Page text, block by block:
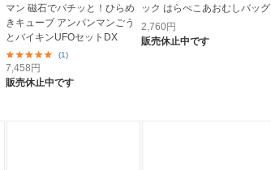
マン 磁石でパチッと！ひらめ
きキューブ アンパンマンごう
とバイキンUFOセットDX
(1)
7,458円
販売休止中です
ック はらぺこあおむしバッグ
2,760円
販売休止中です